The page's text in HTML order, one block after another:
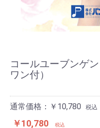
コールユーブンゲ
ワン付）
通常価格：￥10,780 税込
￥10,780 税込